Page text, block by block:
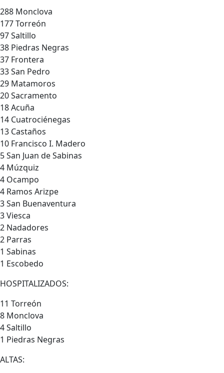
288 Monclova
177 Torreón
97 Saltillo
38 Piedras Negras
37 Frontera
33 San Pedro
29 Matamoros
20 Sacramento
18 Acuña
14 Cuatrociénegas
13 Castaños
10 Francisco I. Madero
5 San Juan de Sabinas
4 Múzquiz
4 Ocampo
4 Ramos Arizpe
3 San Buenaventura
3 Viesca
2 Nadadores
2 Parras
1 Sabinas
1 Escobedo
HOSPITALIZADOS:
11 Torreón
8 Monclova
4 Saltillo
1 Piedras Negras
ALTAS: